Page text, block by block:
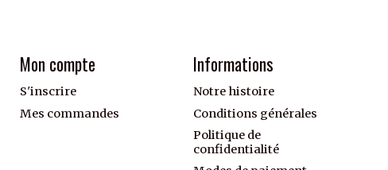
Mon compte
S'inscrire
Mes commandes
Informations
Notre histoire
Conditions générales
Politique de
confidentialité